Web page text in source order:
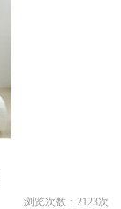
浏览次数： 2123次